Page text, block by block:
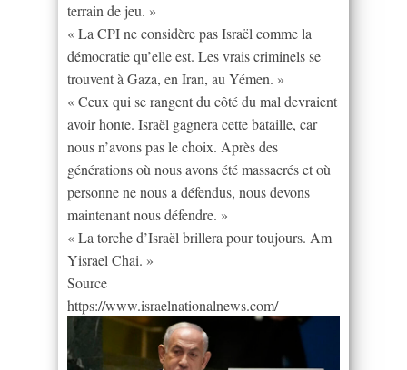
terrain de jeu. »
« La CPI ne considère pas Israël comme la
démocratie qu’elle est. Les vrais criminels se
trouvent à Gaza, en Iran, au Yémen. »
« Ceux qui se rangent du côté du mal devraient
avoir honte. Israël gagnera cette bataille, car
nous n’avons pas le choix. Après des
générations où nous avons été massacrés et où
personne ne nous a défendus, nous devons
maintenant nous défendre. »
« La torche d’Israël brillera pour toujours. Am
Yisrael Chai. »
Source
https://www.israelnationalnews.com/